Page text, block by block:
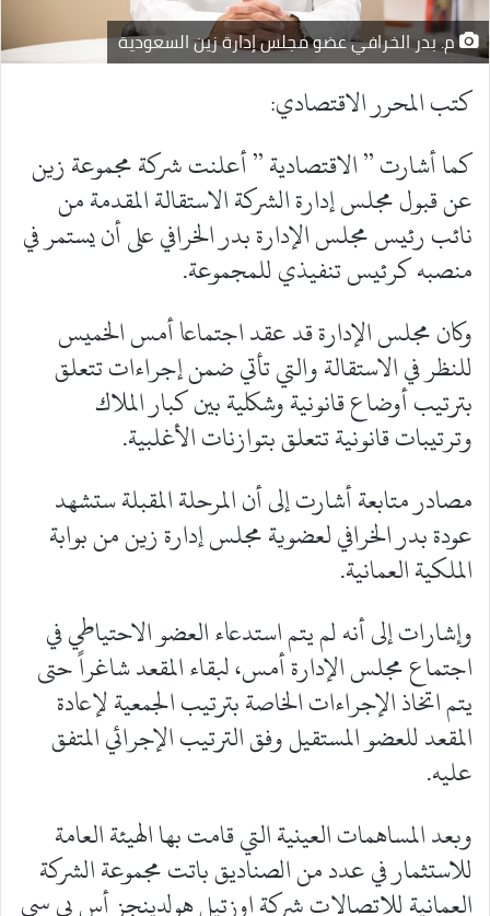
م. بدر الخرافي عضو مجلس إدارة زين السعودية
كتب المحرر الاقتصادي:
كما أشارت ” الاقتصادية ” أعلنت شركة مجموعة زين
عن قبول مجلس إدارة الشركة الاستقالة المقدمة من
نائب رئيس مجلس الإدارة بدر الخرافي على أن يستمر في
منصبه كرئيس تنفيذي للمجموعة.
وكان مجلس الإدارة قد عقد اجتماعا أمس الخميس
للنظر في الاستقالة والتي تأتي ضمن إجراءات تتعلق
بترتيب أوضاع قانونية وشكلية بين كبار الملاك
وترتيبات قانونية تتعلق بتوازنات الأغلبية.
مصادر متابعة أشارت إلى أن المرحلة المقبلة ستشهد
عودة بدر الخرافي لعضوية مجلس إدارة زين من بوابة
الملكية العمانية.
وإشارات إلى أنه لم يتم استدعاء العضو الاحتياطي في
اجتماع مجلس الإدارة أمس، لبقاء المقعد شاغراً حتى
يتم اتخاذ الإجراءات الخاصة بترتيب الجمعية لإعادة
المقعد للعضو المستقيل وفق الترتيب الإجرائي المتفق
عليه.
وبعد المساهمات العينية التي قامت بها الهيئة العامة
للاستثمار في عدد من الصناديق باتت مجموعة الشركة
العمانية للاتصالات شركة اوزتيل هولدينجز أس بي سي